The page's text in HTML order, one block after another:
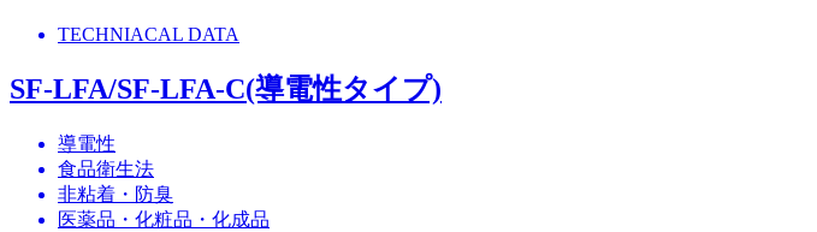
TECHNIACAL DATA
SF-LFA/SF-LFA-C(導電性タイプ)
導電性
食品衛生法
非粘着・防臭
医薬品・化粧品・化成品